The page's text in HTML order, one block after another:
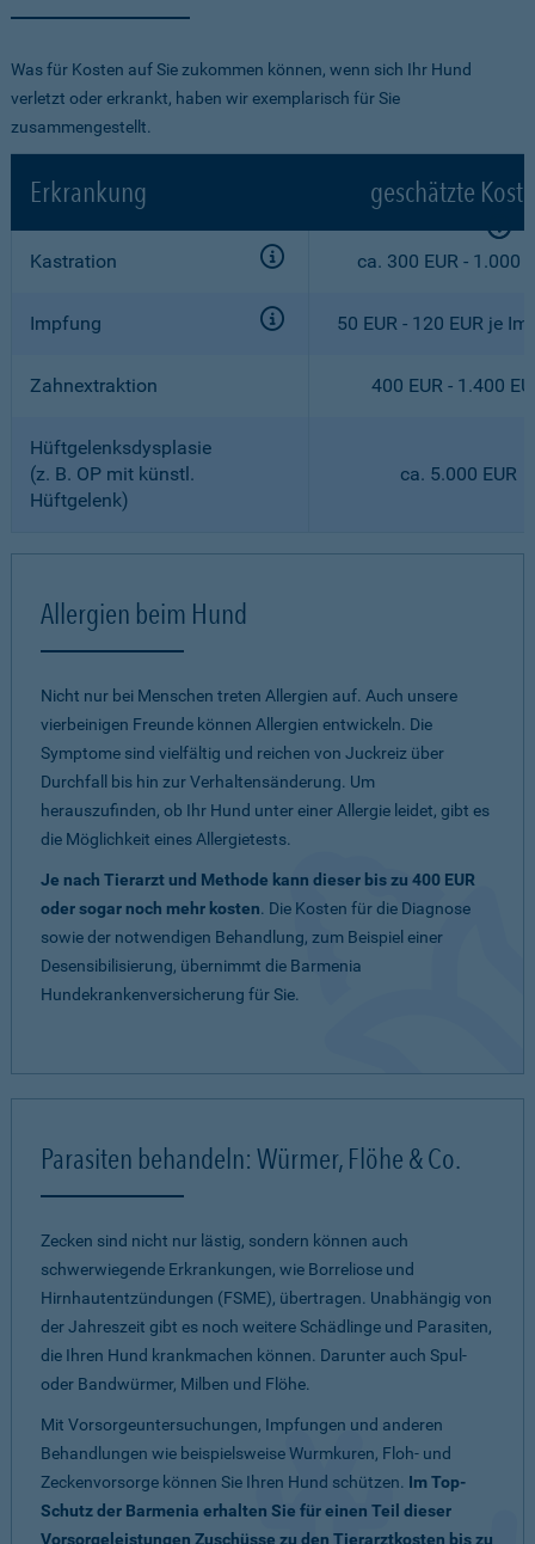
Was für Kosten auf Sie zukommen können, wenn sich Ihr Hund
verletzt oder erkrankt, haben wir exemplarisch für Sie
zusammengestellt.
Erkrankung geschätzte
Kastration ca. 300 EUR - 1.000
Impfung 50 EUR - 120 EUR je
Zahnextraktion 400 EUR - 1.400
Hüftgelenksdysplasie
(z. B. OP mit künstl.
Hüftgelenk)
ca. 5.000 EUR
Allergien beim Hund
Nicht nur bei Menschen treten Allergien auf. Auch unsere
vierbeinigen Freunde können Allergien entwickeln. Die
Symptome sind vielfältig und reichen von Juckreiz über
Durchfall bis hin zur Verhaltensänderung. Um
herauszufinden, ob Ihr Hund unter einer Allergie leidet, gibt es
die Möglichkeit eines Allergietests.
Je nach Tierarzt und Methode kann dieser bis zu 400 EUR
oder sogar noch mehr kosten. Die Kosten für die Diagnose
sowie der notwendigen Behandlung, zum Beispiel einer
Desensibilisierung, übernimmt die Barmenia
Hundekrankenversicherung für Sie.
Parasiten behandeln: Würmer, Flöhe & Co.
Zecken sind nicht nur lästig, sondern können auch
schwerwiegende Erkrankungen, wie Borreliose und
Hirnhautentzündungen (FSME), übertragen. Unabhängig von
der Jahreszeit gibt es noch weitere Schädlinge und Parasiten,
die Ihren Hund krankmachen können. Darunter auch Spul-
oder Bandwürmer, Milben und Flöhe.
Mit Vorsorgeuntersuchungen, Impfungen und anderen
Behandlungen wie beispielsweise Wurmkuren, Floh- und
Zeckenvorsorge können Sie Ihren Hund schützen. Im Top-
Schutz der Barmenia erhalten Sie für einen Teil dieser
Vorsorgeleistungen Zuschüsse zu den Tierarztkosten bis zu